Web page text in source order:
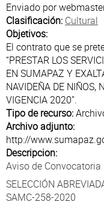
Mi
Enviado por
Clasificación: Cultural
Objetivos:
El contrato que se
“PRESTAR LOS
EN SUMAPAZ Y
NAVIDEÑA DE NIÑOS,
VIGENCIA 2020”.
Tipo de recurso:
Archivo adjunto:
http://
Descripcion:
Aviso de Convocatoria
SELECCIÓN
SAMC-258-2020